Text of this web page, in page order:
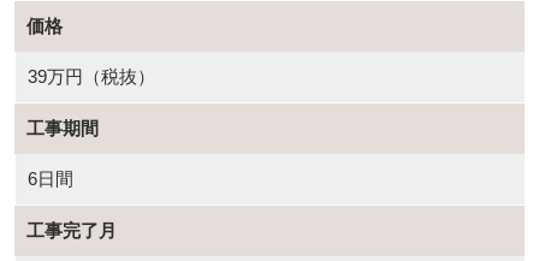
価格
39万円（税抜）
工事期間
6日間
工事完了月